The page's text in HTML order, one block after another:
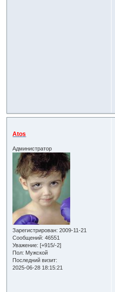
Atos
Администратор
Зарегистрирован: 2009-11-21
Сообщений: 46551
Уважение: [+915/-2]
Пол: Мужской
Последний визит:
2025-06-28 18:15:21